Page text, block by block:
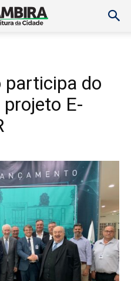
participa do
E-